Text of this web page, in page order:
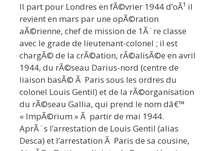
Il part pour Londres en fÃ©vrier 1944 d’oÃ¹ il
revient en mars par une opÃ©ration
aÃ©rienne, chef de mission de 1Ã¨re classe
avec le grade de lieutenant-colonel ; il est
chargÃ© de la crÃ©ation, rÃ©alisÃ©e en avril
1944, du rÃ©seau Darius-nord (centre de
liaison basÃ© Ã Paris sous les ordres du
colonel Louis Gentil) et de la rÃ©organisation
du rÃ©seau Gallia, qui prend le nom dâ€™
« ImpÃ©rium » Ã partir de mai 1944.
AprÃ¨s l’arrestation de Louis Gentil (alias
Desca) et l’arrestation Ã Paris de sa cousine,